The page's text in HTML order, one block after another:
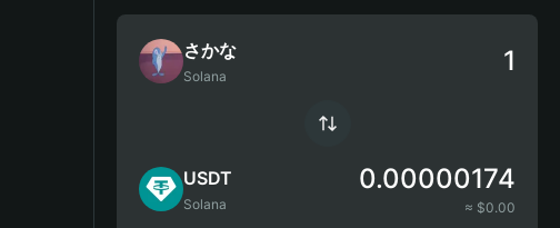
さかな
Solana
USDT
Solana
0.00000174
≈ $0.00